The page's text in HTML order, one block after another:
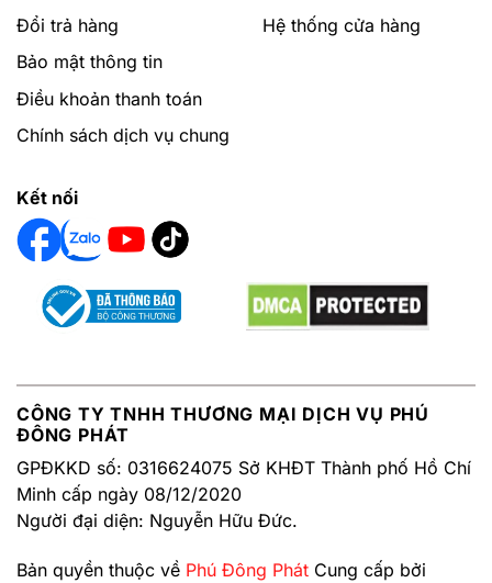
Đổi trả hàng
Bảo mật thông tin
Điều khoản thanh toán
Chính sách dịch vụ chung
Hệ thống cửa hàng
Kết nối
CÔNG TY TNHH THƯƠNG MẠI DỊCH VỤ PHÚ
ĐÔNG PHÁT
GPĐKKD số: 0316624075 Sở KHĐT Thành phố Hồ Chí
Minh cấp ngày 08/12/2020
Người đại diện: Nguyễn Hữu Đức.
Bản quyền thuộc về Phú Đông Phát Cung cấp bởi